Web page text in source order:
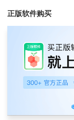
正版软件购买